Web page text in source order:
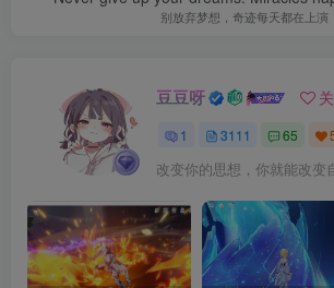
别放弃梦想，奇迹每天都在上演
豆豆呀
1 3111 65
改变你的思想，你就能改变